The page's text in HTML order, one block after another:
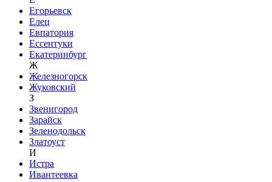
Егорьевск
Елец
Евпатория
Ессентуки
Екатеринбург
Ж
Железногорск
Жуковский
З
Звенигород
Зарайск
Зеленодольск
Златоуст
И
Истра
Ивантеевка